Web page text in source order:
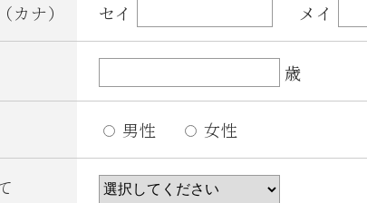
カナ） セイ メイ
歳
男性 女性